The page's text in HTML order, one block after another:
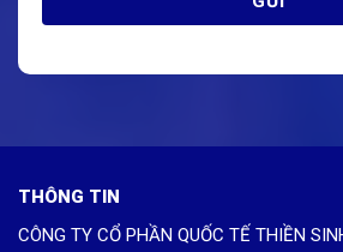
THÔNG TIN
CÔNG TY CỔ PHẦN QUỐC TẾ THIỀN